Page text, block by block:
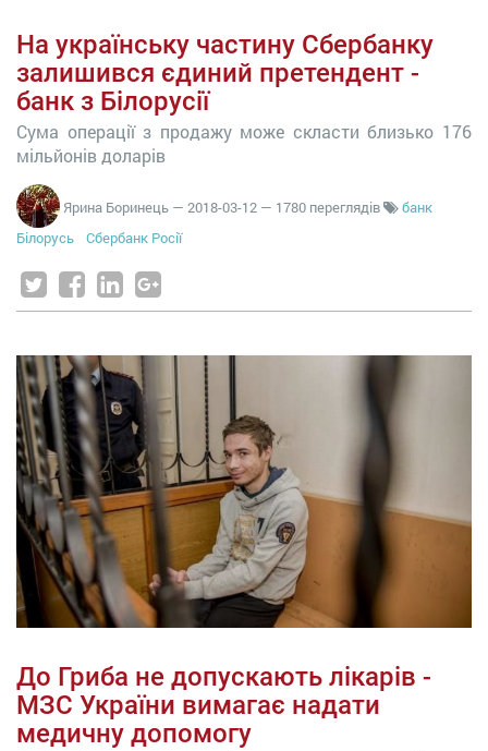
На українську частину Сбербанку
залишився єдиний претендент -
банк з Білорусії
Сума операції з продажу може скласти близько 176
мільйонів доларів
Ярина Боринець — 2018-03-12 — 1780 переглядів
банк
Білорусь
Сбербанк Росії
До Гриба не допускають лікарів -
МЗС України вимагає надати
медичну допомогу